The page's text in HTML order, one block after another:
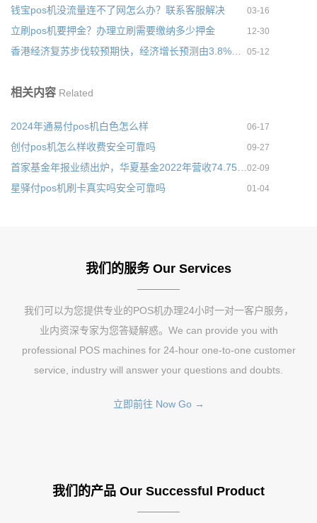
钱宝pos机没流量连不了网怎么办？联系客服解决 03-16
立刷pos机要押金？办理立刷需要缴纳多少押金 12-30
05-12
相关内容 Related
2024年通易付pos机白色怎么样 06-17
创付pos机怎么样收费安全可靠吗 09-27
02-09
星驿付pos机刷卡真实吗安全可靠吗 01-04
我们的服务 Our Services
我们可以为您提供专业的POS机办理24小时一对一客户服务，
业内资深专家为您答疑解惑。We can provide you with
professional POS machines for 24-hour one-to-one customer
service, industry will answer your questions and doubts.
立即前往 Now Go →
我们的产品 Our Successful Product